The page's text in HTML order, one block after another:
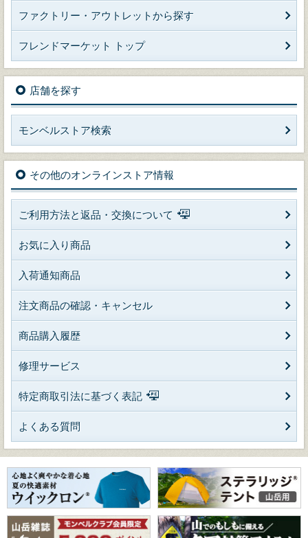
ファクトリー・アウトレットから探す
フレンドマーケット トップ
店舗を探す
モンベルストア検索
その他のオンラインストア情報
ご利用方法と返品・交換について
お気に入り商品
入荷通知商品
注文商品の確認・キャンセル
商品購入履歴
修理サービス
特定商取引法に基づく表記
よくある質問